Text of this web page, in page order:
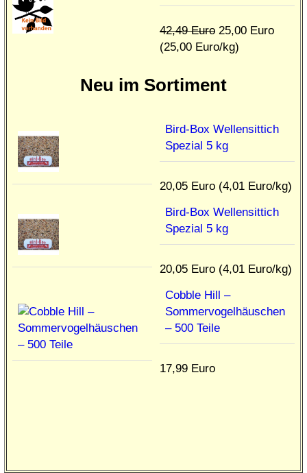
42,49 Euro 25,00 Euro
(25,00 Euro/kg)
Neu im Sortiment
Bird-Box Wellensittich
Spezial 5 kg
20,05 Euro (4,01 Euro/kg)
Bird-Box Wellensittich
Spezial 5 kg
20,05 Euro (4,01 Euro/kg)
Cobble Hill –
Sommervogelhäuschen
– 500 Teile
17,99 Euro